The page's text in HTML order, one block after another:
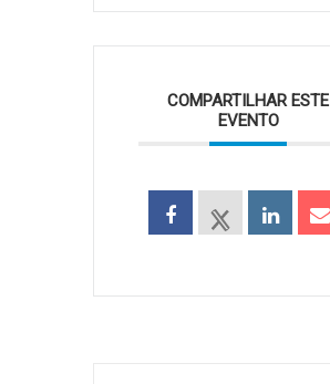
COMPARTILHAR ESTE
EVENTO